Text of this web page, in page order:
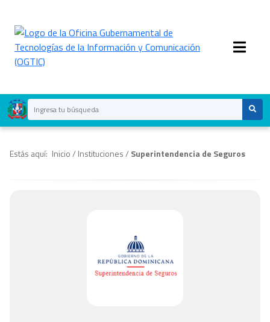
Estás aquí: Inicio/ Instituciones/ Superintendencia de Seguros